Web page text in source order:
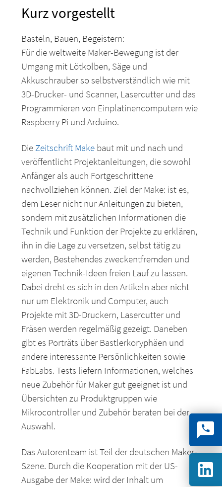
Kurz vorgestellt
Basteln, Bauen, Begeistern:
Für die weltweite Maker-Bewegung ist der
Umgang mit Lötkolben, Säge und
Akkuschrauber so selbstverständlich wie mit
3D-Drucker- und Scanner, Lasercutter und das
Programmieren von Einplatinencomputern wie
Raspberry Pi und Arduino.
Die Zeitschrift Make baut mit und nach und
veröffentlicht Projektanleitungen, die sowohl
Anfänger als auch Fortgeschrittene
nachvollziehen können. Ziel der Make: ist es,
dem Leser nicht nur Anleitungen zu bieten,
sondern mit zusätzlichen Informationen die
Technik und Funktion der Projekte zu erklären,
ihn in die Lage zu versetzen, selbst tätig zu
werden, Bestehendes zweckentfremden und
eigenen Technik-Ideen freien Lauf zu lassen.
Dabei dreht es sich in den Artikeln aber nicht
nur um Elektronik und Computer, auch
Projekte mit 3D-Druckern, Lasercutter und
Fräsen werden regelmäßig gezeigt. Daneben
gibt es Porträts über Bastlerkoryphäen und
andere interessante Persönlichkeiten sowie
FabLabs. Tests liefern Informationen, welches
neue Zubehör für Maker gut geeignet ist und
Übersichten zu Produktgruppen wie
Mikrocontroller und Zubehör beraten bei der
Auswahl.
Das Autorenteam ist Teil der deutschen Maker-
Szene. Durch die Kooperation mit der US-
Ausgabe der Make: wird der Inhalt um